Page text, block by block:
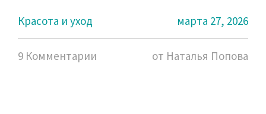
Красота и уход
марта 27, 2026
9 Комментарии от Наталья Попова